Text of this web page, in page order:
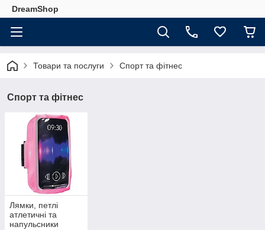
DreamShop
Товари та послуги Спорт та фітнес
Спорт та фітнес
Лямки, петлі
атлетичні та
напульсники